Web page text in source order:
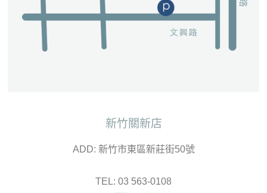
新竹關新店
ADD: 新竹市東區新莊街50號
TEL: 03 563-0108